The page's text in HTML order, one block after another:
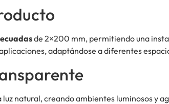
de 2×200 mm, permitiendo una
adaptándose a diferentes
natural, creando ambientes luminosos y